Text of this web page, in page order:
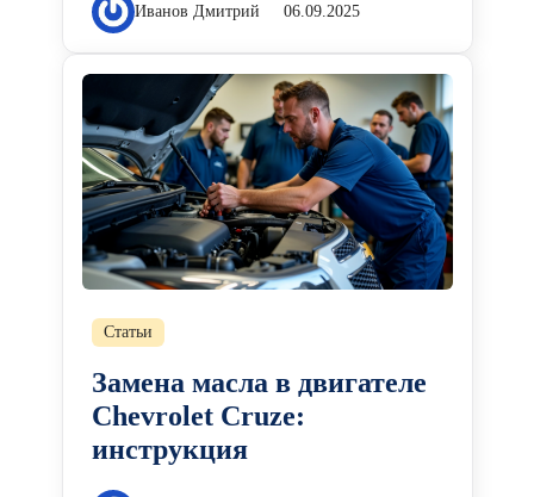
Иванов Дмитрий 06.09.2025
Статьи
Замена масла в двигателе
Chevrolet Cruze:
инструкция